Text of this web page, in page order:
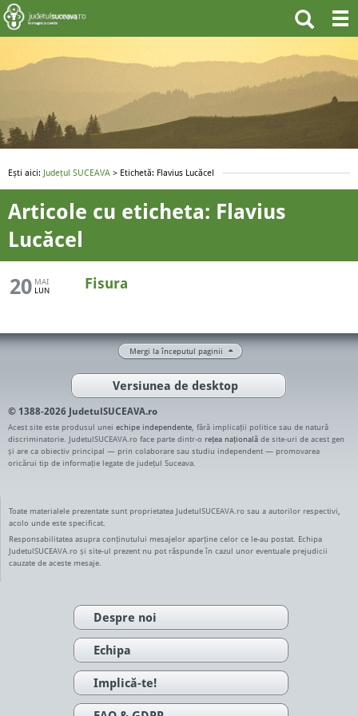
Ești aici: Județul SUCEAVA > Etichetă: Flavius Lucăcel
Articole cu eticheta: Flavius
Lucăcel
Fisura
20 MAI
LUN
Mergi la începutul paginii
Versiunea de desktop
© 1388-2026 JudetulSUCEAVA.ro
Acest site este produsul unei echipe independente , fără implicații politice sau de natură
discriminatorie. JudetulSUCEAVA.ro face parte dintr-o rețea națională de site-uri de acest gen
și are ca obiectiv principal — prin colaborare sau studiu independent — promovarea
oricărui tip de informație legate de județul Suceava.
Toate materialele prezentate sunt proprietatea JudetulSUCEAVA.ro sau a autorilor respectivi,
acolo unde este specificat.
Responsabilitatea asupra conținutului mesajelor aparține celor ce le-au postat. Echipa
JudetulSUCEAVA.ro și site-ul prezent nu pot răspunde în cazul unor eventuale prejudicii
cauzate de aceste mesaje.
Despre noi
Echipa
Implică-te!